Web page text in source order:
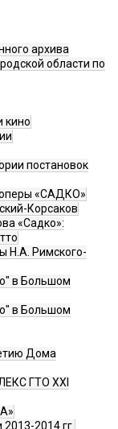
архива
области по
кино
постановок
оперы «САДКО»
Корсаков
«Садко»:
Н.А. Римского-
в Большом
в Большом
Дома
ГТО XXI
2014 гг.